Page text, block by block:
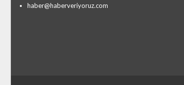
haber@haberveriyoruz.com